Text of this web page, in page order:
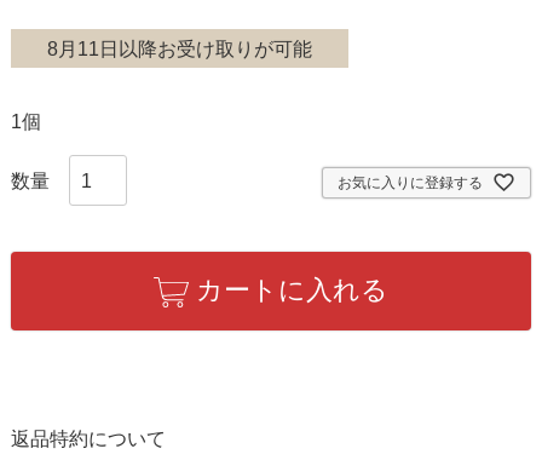
8月11日以降お受け取りが可能
1個
お気に入りに登録する
カートに入れる
返品特約について